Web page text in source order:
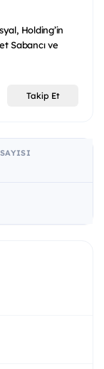
Holding’in
Sabancı ve
Takip Et